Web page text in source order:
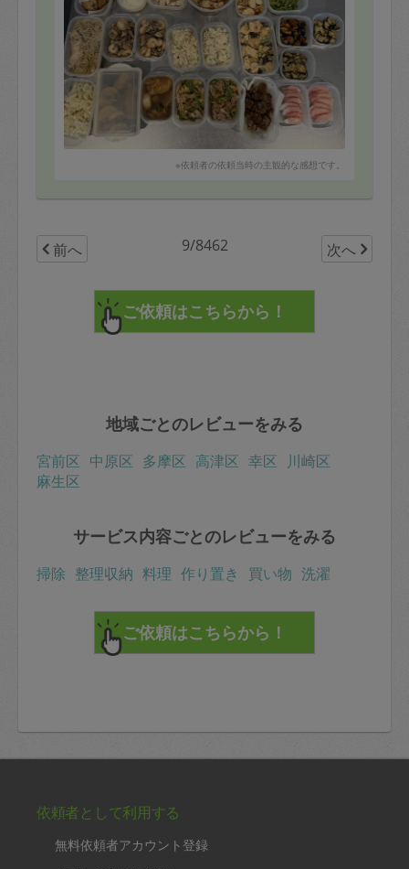
※依頼者の依頼当時の主観的な感想です。
前へ 9/8462 次へ
地域ごとのレビューをみる
宮前区 中原区 多摩区 高津区 幸区
川崎区
麻生区
サービス内容ごとのレビューをみる
掃除 整理収納 料理 作り置き 買い物 洗濯
依頼者として利用する
無料依頼者アカウント登録